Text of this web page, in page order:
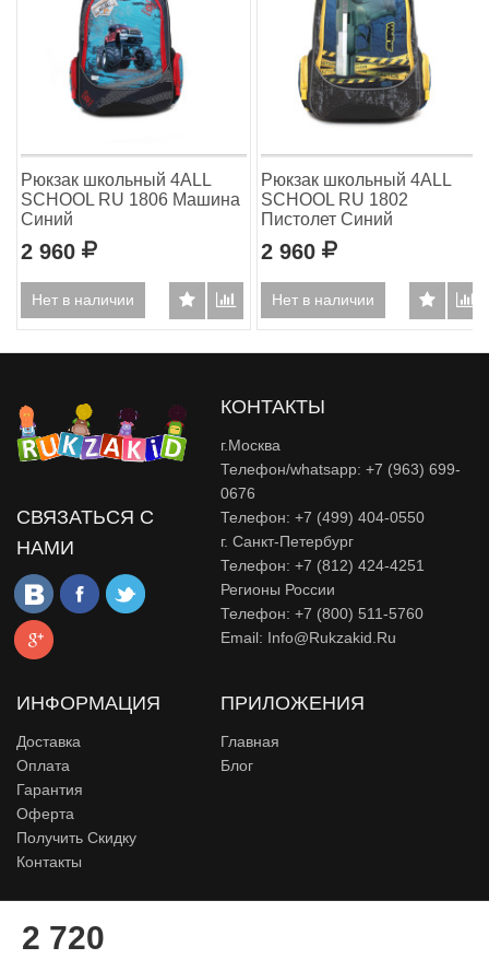
2 720
Рюкзак школьный 4ALL
SCHOOL RU 1806 Машина
Синий
2 960 Р
Нет в наличии
Рюкзак школьный 4ALL
SCHOOL RU 1802
Пистолет Синий
2 960 Р
Нет в наличии
СВЯЗАТЬСЯ С
НАМИ
КОНТАКТЫ
г.Москва
Телефон/whatsapp: +7 (963) 699-
0676
Телефон: +7 (499) 404-0550
г. Санкт-Петербург
Телефон: +7 (812) 424-4251
Регионы России
Телефон: +7 (800) 511-5760
Email: Info@rukzakid.ru
ИНФОРМАЦИЯ
Доставка
Оплата
Гарантия
Оферта
Получить Скидку
Контакты
ПРИЛОЖЕНИЯ
Главная
Блог
детей, подростка и девушек, 2015-2026.